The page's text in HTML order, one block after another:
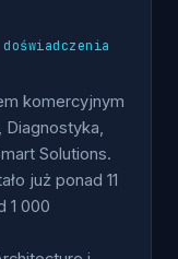
komercyjnym
Diagnostyka,
Solutions.
już ponad 11
1 000